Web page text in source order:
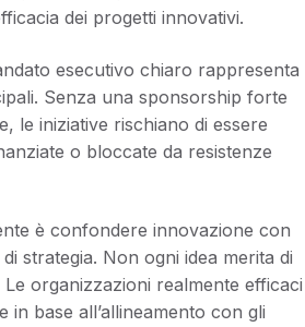
dei progetti innovativi.
esecutivo chiaro rappresenta
Senza una sponsorship forte
le iniziative rischiano di essere
o bloccate da resistenze
è confondere innovazione con
strategia. Non ogni idea merita di
organizzazioni realmente efficaci
in base all’allineamento con gli